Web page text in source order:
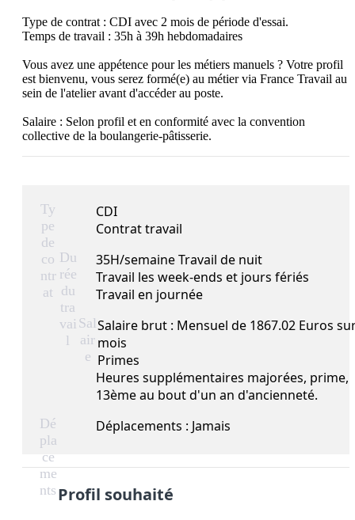
Type de contrat : CDI avec 2 mois de période d'essai.
Temps de travail : 35h à 39h hebdomadaires
Vous avez une appétence pour les métiers manuels ? Votre profil
est bienvenu, vous serez formé(e) au métier via France Travail au
sein de l'atelier avant d'accéder au poste.
Salaire : Selon profil et en conformité avec la convention
collective de la boulangerie-pâtisserie.
Ty
pe
de
co
ntr
at
CDI
Contrat travail
Du
rée
du
tra
vai
l
35H/semaine Travail de nuit
Travail les week-ends et jours fériés
Travail en journée
Sal
air
e
Salaire brut : Mensuel de 1867.02 Euros
mois
Primes
Heures supplémentaires majorées, prime,
13ème au bout d'un an d'ancienneté.
Dé
pla
ce
me
nts
Déplacements : Jamais
Profil souhaité